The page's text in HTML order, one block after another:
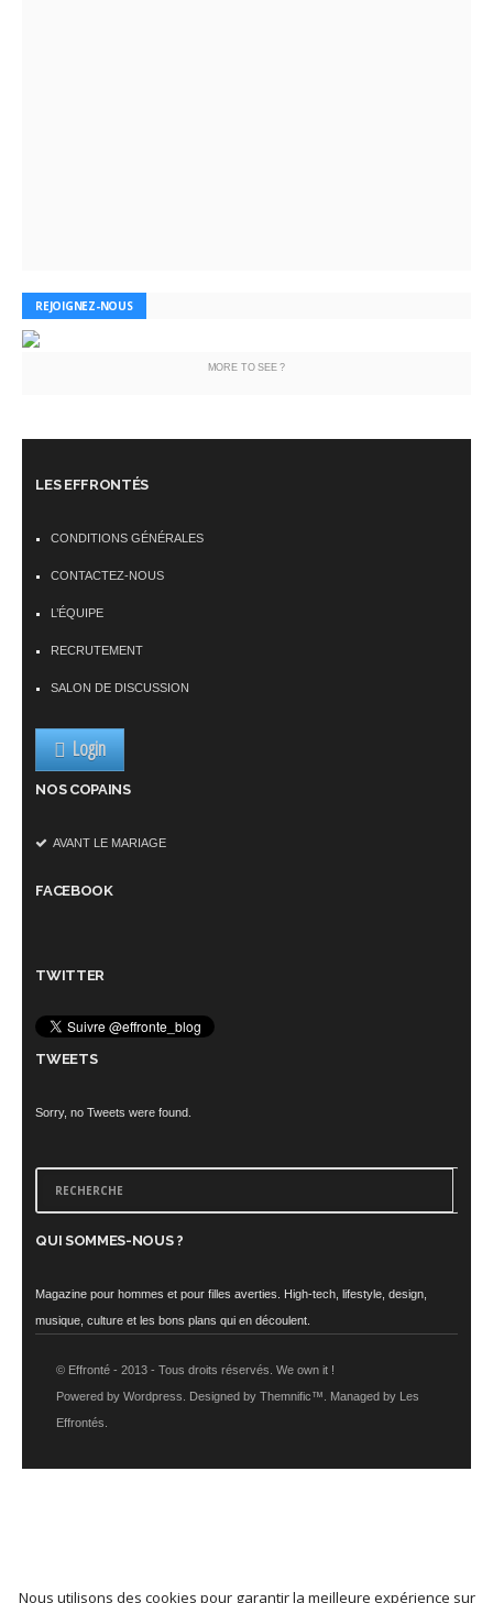
REJOIGNEZ-NOUS
MORE TO SEE ?
LES EFFRONTÉS
CONDITIONS GÉNÉRALES
CONTACTEZ-NOUS
L’ÉQUIPE
RECRUTEMENT
SALON DE DISCUSSION
Login
NOS COPAINS
AVANT LE MARIAGE
FACEBOOK
TWITTER
TWEETS
Sorry, no Tweets were found.
QUI SOMMES-NOUS ?
Magazine pour hommes et pour filles averties. High-tech, lifestyle, design,
musique, culture et les bons plans qui en découlent.
© Effronté - 2013 - Tous droits réservés. We own it !
Powered by Wordpress. Designed by Themnific™. Managed by Les
Effrontés.
Nous utilisons des cookies pour garantir la meilleure expérience sur